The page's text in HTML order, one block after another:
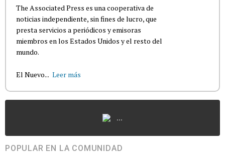
The Associated Press es una cooperativa de
noticias independiente, sin fines de lucro, que
presta servicios a periódicos y emisoras
miembros en los Estados Unidos y el resto del
mundo.
El Nuevo... Leer más
...
POPULAR EN LA COMUNIDAD